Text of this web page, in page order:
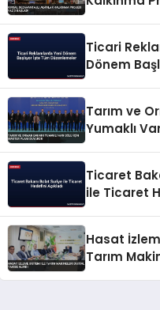
Ticari
Dönem
Tarım ve
Yumaklı
Ticaret
ile Ticaret
Hasat
Tarım